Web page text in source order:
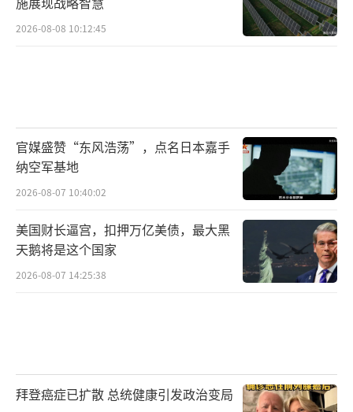
2026-08-08 10:12:45
官媒盛赞“东风浩荡”，点名日本嘉手
纳空军基地
2026-08-07 10:40:02
美国财长逼宫，扣押万亿美债，最大黑
天鹅将是这个国家
2026-08-07 14:25:38
拜登癌症已扩散 总统健康引发政治变局